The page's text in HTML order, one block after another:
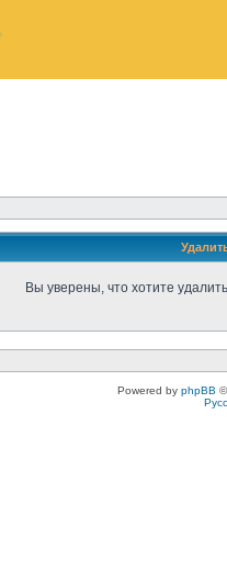
Вы уверены, что хотите
Powered by phpBB